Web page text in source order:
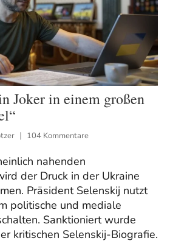
Joker in einem großen
104 Kommentare
nahenden
der Druck in der Ukraine
Präsident Selenskij nutzt
politische und mediale
Sanktioniert wurde
kritischen Selenskij-Biografie.